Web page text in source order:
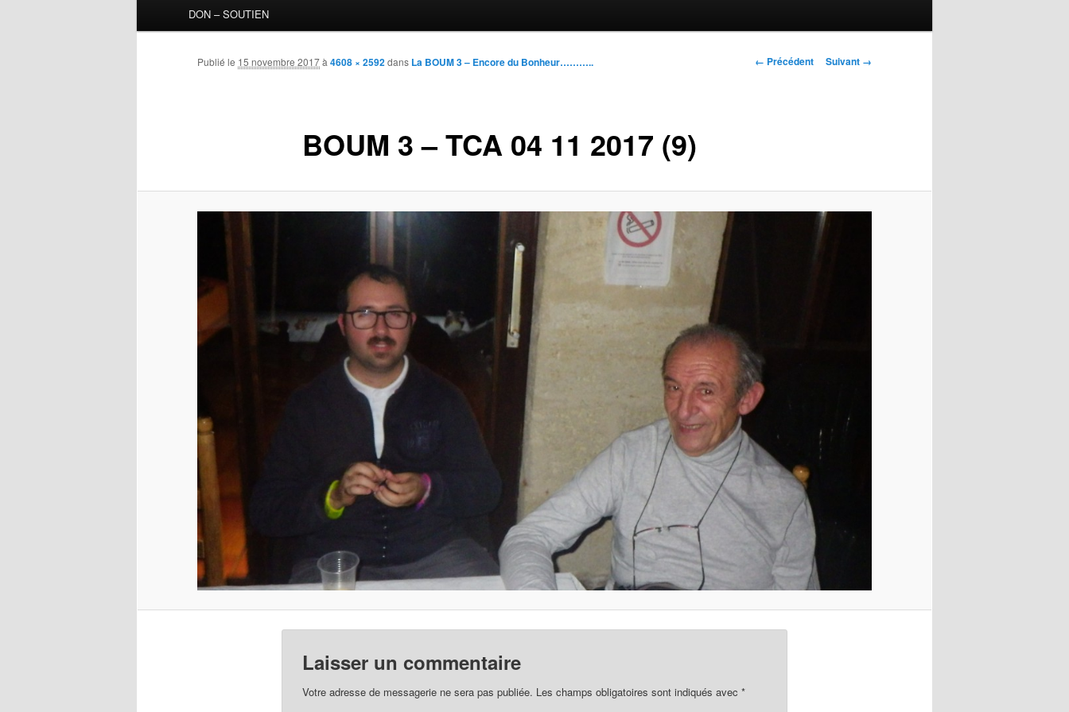
DON – SOUTIEN
Navigation des
← Précédent Suivant →
BOUM 3 – TCA 04 11 2017 (9)
Publié le 15 novembre 2017à 4608 × 2592dans La BOUM 3 – Encore du Bonheur………..
Laisser un commentaire
Votre adresse de messagerie ne sera pas publiée. Les champs obligatoires sont indiqués avec *